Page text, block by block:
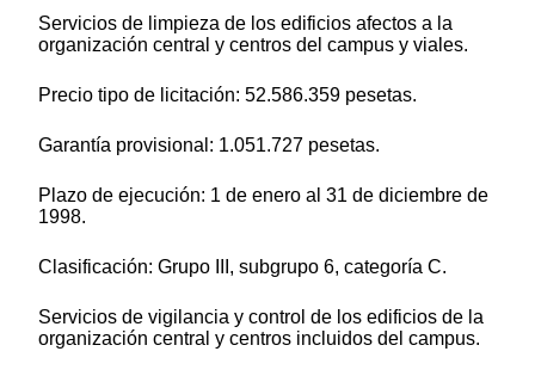
Servicios de limpieza de los edificios afectos a la
organización central y centros del campus y viales.
Precio tipo de licitación: 52.586.359 pesetas.
Garantía provisional: 1.051.727 pesetas.
Plazo de ejecución: 1 de enero al 31 de diciembre de
1998.
Clasificación: Grupo III, subgrupo 6, categoría C.
Servicios de vigilancia y control de los edificios de la
organización central y centros incluidos del campus.